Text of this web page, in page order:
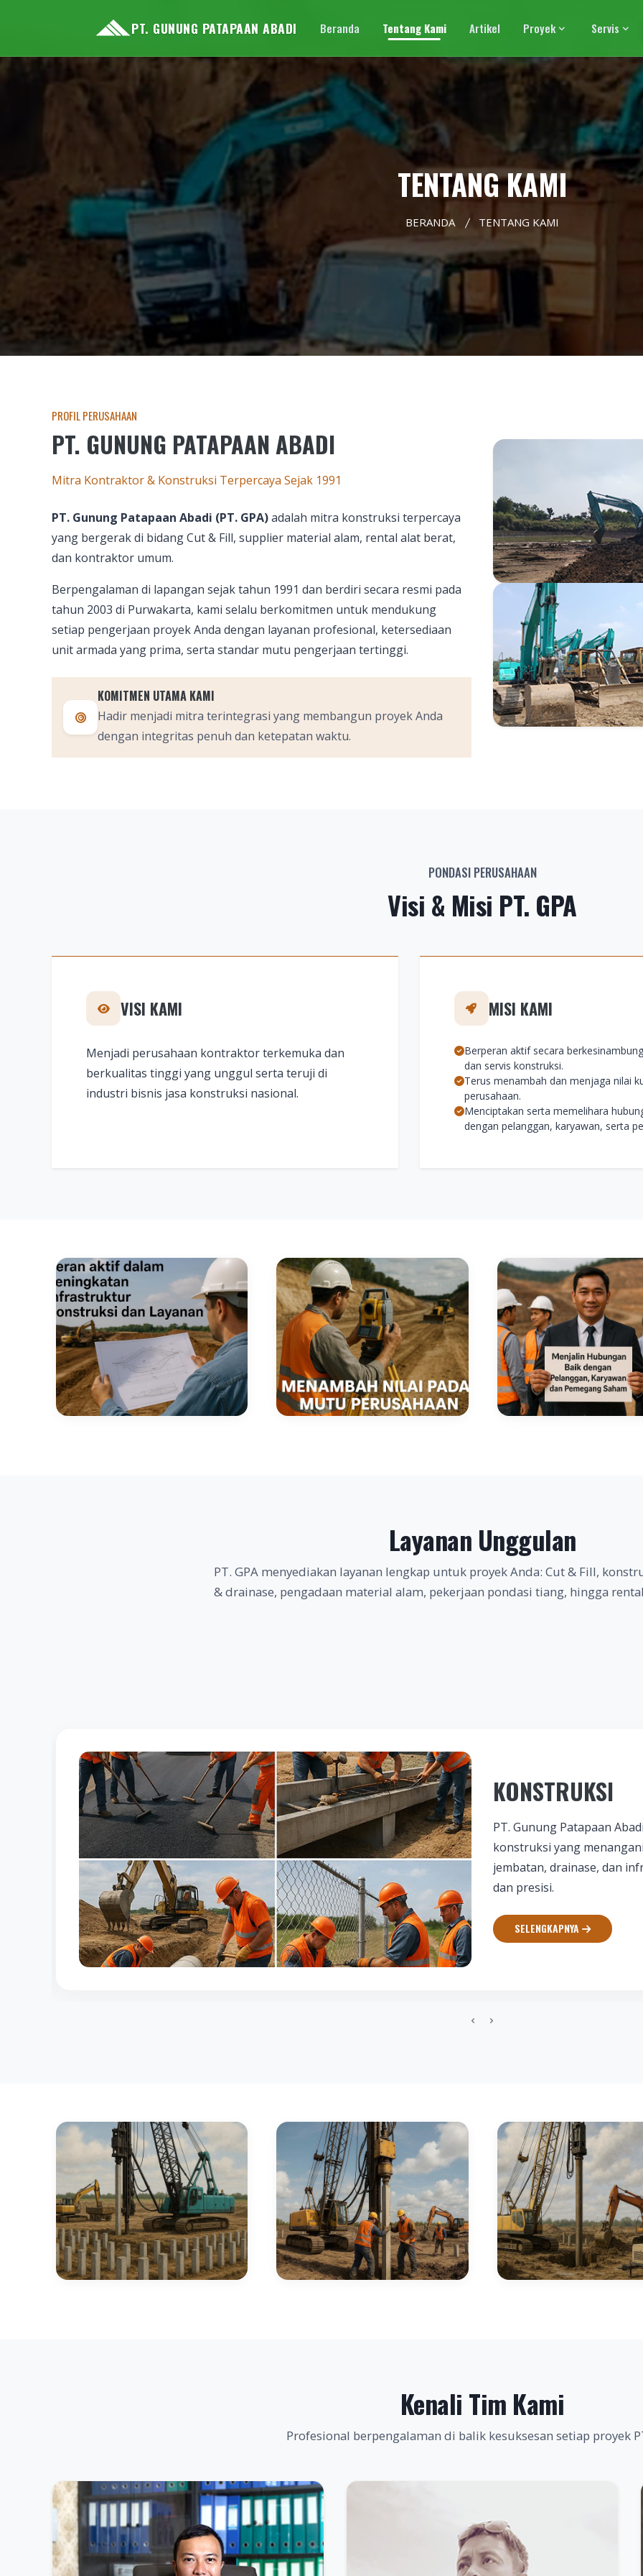
PT. GUNUNG PATAPAAN ABADI Beranda Tentang Kami Artikel Proyek Servis
TENTANG KAMI
BERANDA TENTANG KAMI
PROFIL PERUSAHAAN
PT. GUNUNG PATAPAAN ABADI
Mitra Kontraktor & Konstruksi Terpercaya Sejak 1991
PT. Gunung Patapaan Abadi (PT. GPA)adalah mitra konstruksi terpercaya
yang bergerak di bidang Cut & Fill, supplier material alam, rental alat berat,
dan kontraktor umum.
Berpengalaman di lapangan sejak tahun 1991 dan berdiri secara resmi pada
tahun 2003 di Purwakarta, kami selalu berkomitmen untuk mendukung
setiap pengerjaan proyek Anda dengan layanan profesional, ketersediaan
unit armada yang prima, serta standar mutu pengerjaan tertinggi.
KOMITMEN UTAMA KAMI
Hadir menjadi mitra terintegrasi yang membangun proyek Anda
dengan integritas penuh dan ketepatan waktu.
PONDASI PERUSAHAAN
Visi & Misi PT. GPA
VISI KAMI
Menjadi perusahaan kontraktor terkemuka dan
berkualitas tinggi yang unggul serta teruji di
industri bisnis jasa konstruksi nasional.
MISI KAMI
Berperan aktif secara
dan servis konstruksi.
Terus menambah dan menjaga nilai
perusahaan.
Menciptakan serta memelihara
dengan pelanggan, karyawan, serta
Layanan Unggulan
PT. GPA menyediakan layanan lengkap untuk proyek Anda: Cut & Fill,
& drainase, pengadaan material alam, pekerjaan pondasi tiang, hingga
KONSTRUKSI
PT. Gunung Patapaan Abadi (GPA) adalah mitra terpercaya jasa
konstruksi yang menangani pembangunan dan perbaikan jalan,
jembatan, drainase, dan infrastruktur lainnya dengan hasil yang
dan presisi.
SELENGKAPNYA
Kenali Tim Kami
Profesional berpengalaman di balik kesuksesan setiap proyek